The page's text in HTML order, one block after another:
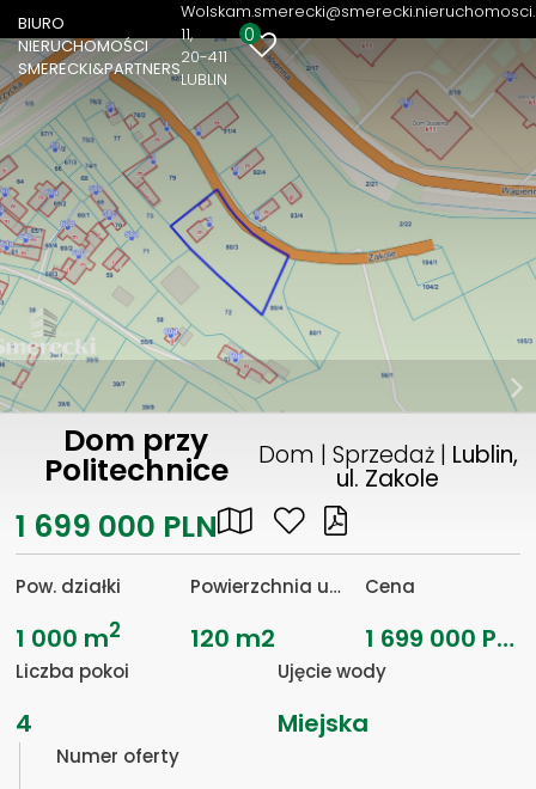
BIURO
NIERUCHOMOŚCI
SMERECKI&PARTNERS
Wolska
11
20-411
LUBLIN
0
Dom przy
Politechnice Dom | Sprzedaż | Lublin,
ul. Zakole
1 699 000 PLN
Pow. działki
1 000 m2
Powierzchnia użytkowa
120 m2
Cena
1 699 000 PLN
Liczba pokoi
4
Ujęcie wody
Miejska
Numer oferty